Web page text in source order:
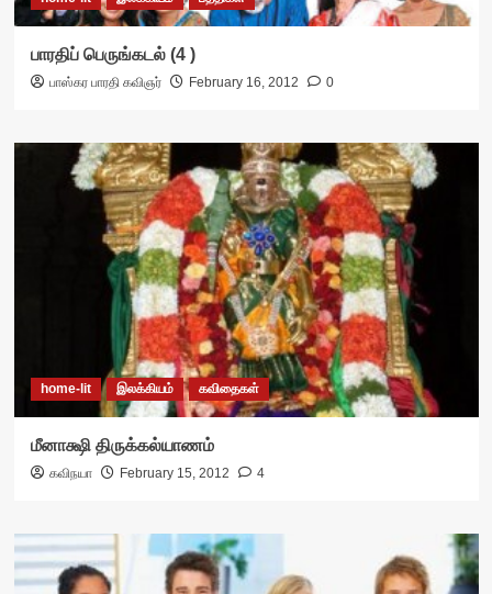
பாரதிப் பெருங்கடல் (4 )
பாஸ்கர பாரதி கவிஞர் February 16, 2012 0
home-lit இலக்கியம் கவிதைகள்
மீனாக்ஷி திருக்கல்யாணம்
கவிநயா February 15, 2012 4